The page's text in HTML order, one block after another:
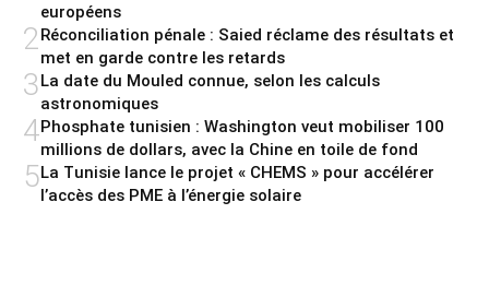
européens
2 Réconciliation pénale : Saied réclame des résultats et
met en garde contre les retards
3La date du Mouled connue, selon les calculs
astronomiques
4Phosphate tunisien : Washington veut mobiliser 100
millions de dollars, avec la Chine en toile de fond
5La Tunisie lance le projet « CHEMS » pour accélérer
l’accès des PME à l’énergie solaire